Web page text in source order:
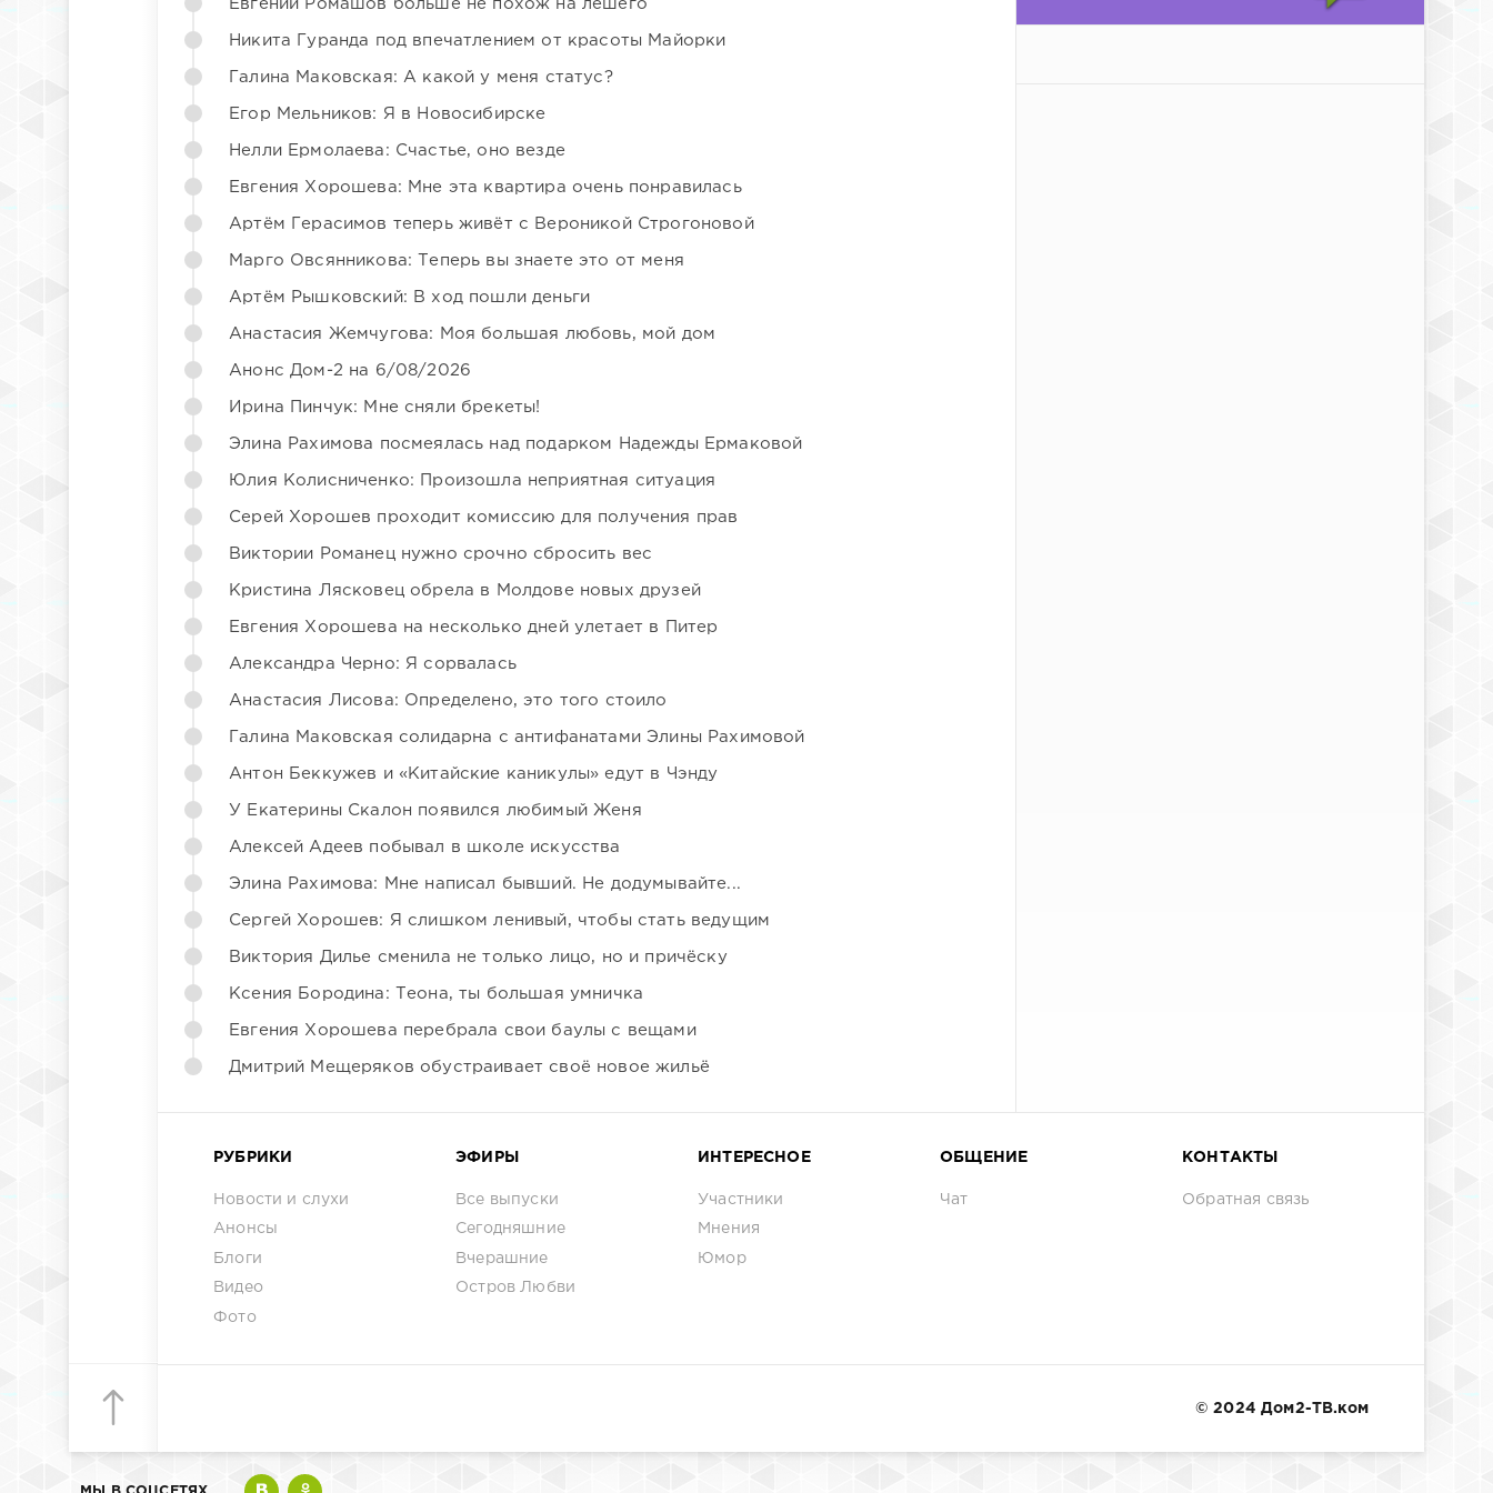
Евгений Ромашов больше не похож на лешего
Никита Гуранда под впечатлением от красоты Майорки
Галина Маковская: А какой у меня статус?
Егор Мельников: Я в Новосибирске
Нелли Ермолаева: Счастье, оно везде
Евгения Хорошева: Мне эта квартира очень понравилась
Артём Герасимов теперь живёт с Вероникой Строгоновой
Марго Овсянникова: Теперь вы знаете это от меня
Артём Рышковский: В ход пошли деньги
Анастасия Жемчугова: Моя большая любовь, мой дом
Анонс Дом-2 на 6/08/2026
Ирина Пинчук: Мне сняли брекеты!
Элина Рахимова посмеялась над подарком Надежды Ермаковой
Юлия Колисниченко: Произошла неприятная ситуация
Серей Хорошев проходит комиссию для получения прав
Виктории Романец нужно срочно сбросить вес
Кристина Лясковец обрела в Молдове новых друзей
Евгения Хорошева на несколько дней улетает в Питер
Александра Черно: Я сорвалась
Анастасия Лисова: Определено, это того стоило
Галина Маковская солидарна с антифанатами Элины Рахимовой
Антон Беккужев и «Китайские каникулы» едут в Чэнду
У Екатерины Скалон появился любимый Женя
Алексей Адеев побывал в школе искусства
Элина Рахимова: Мне написал бывший. Не додумывайте...
Сергей Хорошев: Я слишком ленивый, чтобы стать ведущим
Виктория Дилье сменила не только лицо, но и причёску
Ксения Бородина: Теона, ты большая умничка
Евгения Хорошева перебрала свои баулы с вещами
Дмитрий Мещеряков обустраивает своё новое жильё
РУБРИКИ
Новости и слухи
Анонсы
Блоги
Видео
Фото
ЭФИРЫ
Все выпуски
Сегодняшние
Вчерашние
Остров Любви
ИНТЕРЕСНОЕ
Участники
Мнения
Юмор
ОБЩЕНИЕ
Чат
КОНТАКТЫ
Обратная связь
© 2024 Дом2-ТВ.ком